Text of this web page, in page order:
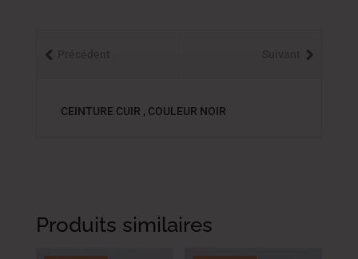
CEINTURE CUIR , COULEUR NOIR
Produits similaires